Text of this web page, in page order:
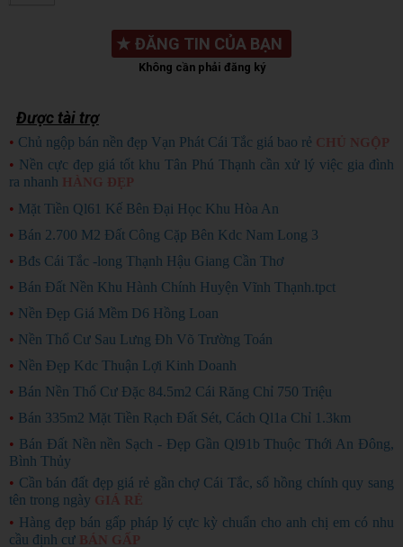
★ ĐĂNG TIN CỦA BẠN
Không cần phải đăng ký
Được tài trợ
• Chủ ngộp bán nền đẹp Vạn Phát Cái Tắc giá bao rẻ CHỦ NGỘP
• Nền cực đẹp giá tốt khu Tân Phú Thạnh cần xử lý việc gia đình
ra nhanh HÀNG ĐẸP
• Mặt Tiền Ql61 Kế Bên Đại Học Khu Hòa An
• Bán 2.700 M2 Đất Công Cặp Bên Kdc Nam Long 3
• Bđs Cái Tắc -long Thạnh Hậu Giang Cần Thơ
• Bán Đất Nền Khu Hành Chính Huyện Vĩnh Thạnh.tpct
• Nền Đẹp Giá Mềm D6 Hồng Loan
• Nền Thổ Cư Sau Lưng Đh Võ Trường Toán
• Nền Đẹp Kdc Thuận Lợi Kinh Doanh
• Bán Nền Thổ Cư Đặc 84.5m2 Cái Răng Chỉ 750 Triệu
• Bán 335m2 Mặt Tiền Rạch Đất Sét, Cách Ql1a Chỉ 1.3km
• Bán Đất Nền nền Sạch - Đẹp Gần Ql91b Thuộc Thới An Đông,
Bình Thủy
• Cần bán đất đẹp giá rẻ gần chợ Cái Tắc, sổ hồng chính quy sang
tên trong ngày GIÁ RẺ
• Hàng đẹp bán gấp pháp lý cực kỳ chuẩn cho anh chị em có nhu
cầu định cư BÁN GẤP